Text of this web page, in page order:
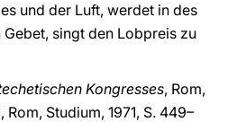
und der Luft, werdet in des
singt den Lobpreis zu
Kongresses, Rom,
Rom, Studium, 1971, S. 449–